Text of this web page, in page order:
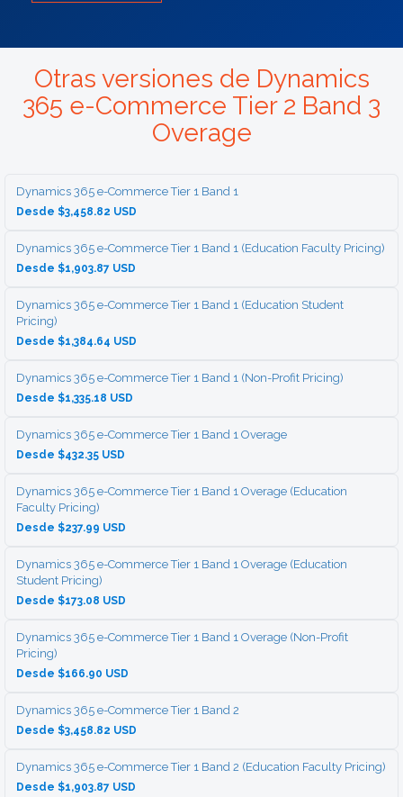
Otras versiones de Dynamics
365 e-Commerce Tier 2 Band 3
Overage
Dynamics 365 e-Commerce Tier 1 Band 1
Desde $3,458.82 USD
Dynamics 365 e-Commerce Tier 1 Band 1 (Education Faculty Pricing)
Desde $1,903.87 USD
Dynamics 365 e-Commerce Tier 1 Band 1 (Education Student
Pricing)
Desde $1,384.64 USD
Dynamics 365 e-Commerce Tier 1 Band 1 (Non-Profit Pricing)
Desde $1,335.18 USD
Dynamics 365 e-Commerce Tier 1 Band 1 Overage
Desde $432.35 USD
Dynamics 365 e-Commerce Tier 1 Band 1 Overage (Education
Faculty Pricing)
Desde $237.99 USD
Dynamics 365 e-Commerce Tier 1 Band 1 Overage (Education
Student Pricing)
Desde $173.08 USD
Dynamics 365 e-Commerce Tier 1 Band 1 Overage (Non-Profit
Pricing)
Desde $166.90 USD
Dynamics 365 e-Commerce Tier 1 Band 2
Desde $3,458.82 USD
Dynamics 365 e-Commerce Tier 1 Band 2 (Education Faculty Pricing)
Desde $1,903.87 USD